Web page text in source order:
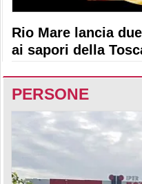
Rio Mare lancia
ai sapori della
PERSONE